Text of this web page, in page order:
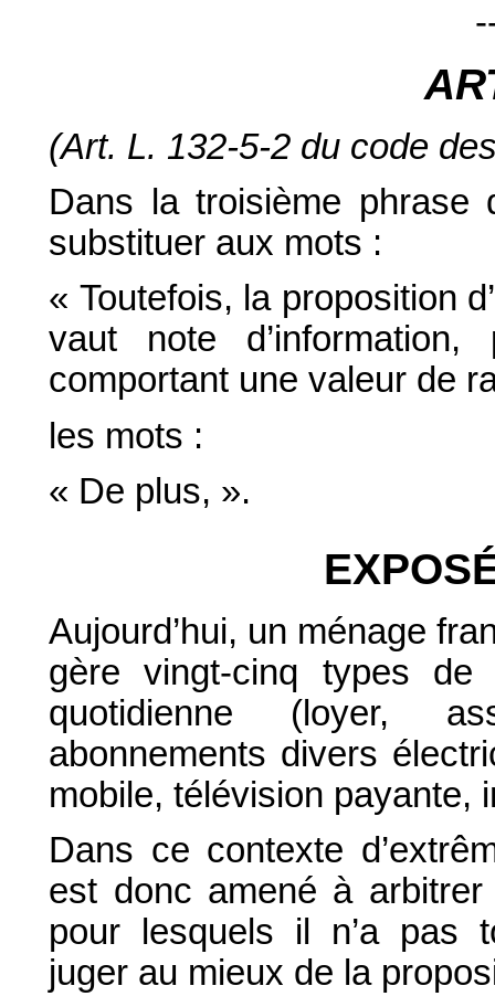
(Art. L. 132-5-2 du code
Dans la troisième phrase
substituer aux mots :
« Toutefois, la proposition
vaut note d’information,
comportant une valeur de
les mots :
« De plus, ».
Aujourd’hui, un ménage
gère vingt-cinq types
quotidienne (loyer,
abonnements divers
mobile, télévision
Dans ce contexte
est donc amené à
pour lesquels il n’a pas
juger au mieux de la